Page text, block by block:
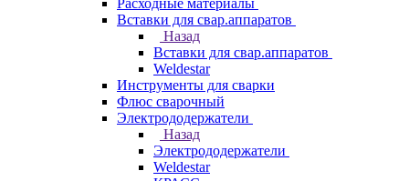
Расходные материалы
Вставки для свар.аппаратов
Назад
Вставки для свар.аппаратов
Weldestar
Инструменты для сварки
Флюс сварочный
Электрододержатели
Назад
Электрододержатели
Weldestar